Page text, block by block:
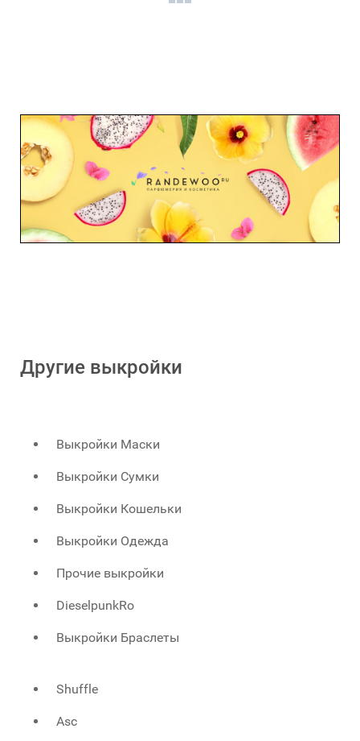
Другие выкройки
Выкройки Маски
Выкройки Сумки
Выкройки Кошельки
Выкройки Одежда
Прочие выкройки
DieselpunkRo
Выкройки Браслеты
Shuffle
Asc